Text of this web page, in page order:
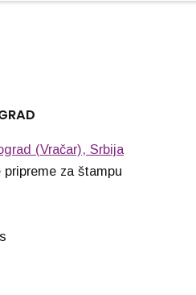
(Vračar), Srbija
za štampu